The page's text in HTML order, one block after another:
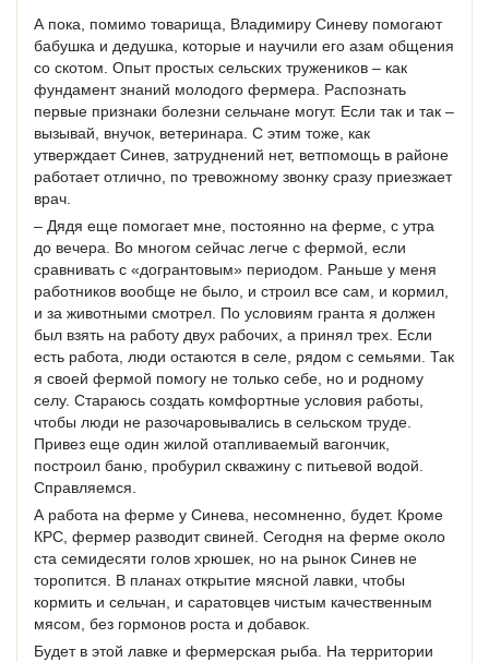
А пока, помимо товарища, Владимиру Синеву помогают
бабушка и дедушка, которые и научили его азам общения
со скотом. Опыт простых сельских тружеников – как
фундамент знаний молодого фермера. Распознать
первые признаки болезни сельчане могут. Если так и так –
вызывай, внучок, ветеринара. С этим тоже, как
утверждает Синев, затруднений нет, ветпомощь в районе
работает отлично, по тревожному звонку сразу приезжает
врач.
– Дядя еще помогает мне, постоянно на ферме, с утра
до вечера. Во многом сейчас легче с фермой, если
сравнивать с «догрантовым» периодом. Раньше у меня
работников вообще не было, и строил все сам, и кормил,
и за животными смотрел. По условиям гранта я должен
был взять на работу двух рабочих, а принял трех. Если
есть работа, люди остаются в селе, рядом с семьями. Так
я своей фермой помогу не только себе, но и родному
селу. Стараюсь создать комфортные условия работы,
чтобы люди не разочаровывались в сельском труде.
Привез еще один жилой отапливаемый вагончик,
построил баню, пробурил скважину с питьевой водой.
Справляемся.
А работа на ферме у Синева, несомненно, будет. Кроме
КРС, фермер разводит свиней. Сегодня на ферме около
ста семидесяти голов хрюшек, но на рынок Синев не
торопится. В планах открытие мясной лавки, чтобы
кормить и сельчан, и саратовцев чистым качественным
мясом, без гормонов роста и добавок.
Будет в этой лавке и фермерская рыба. На территории